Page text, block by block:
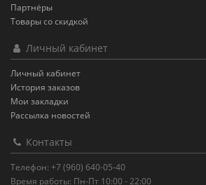
Партнёры
Товары со скидкой
Личный кабинет
Личный кабинет
История заказов
Мои закладки
Рассылка новостей
Контакты
Телефон: +7 (960) 640-05-40
Время работы: Пн-Пт 10:00 - 22:00